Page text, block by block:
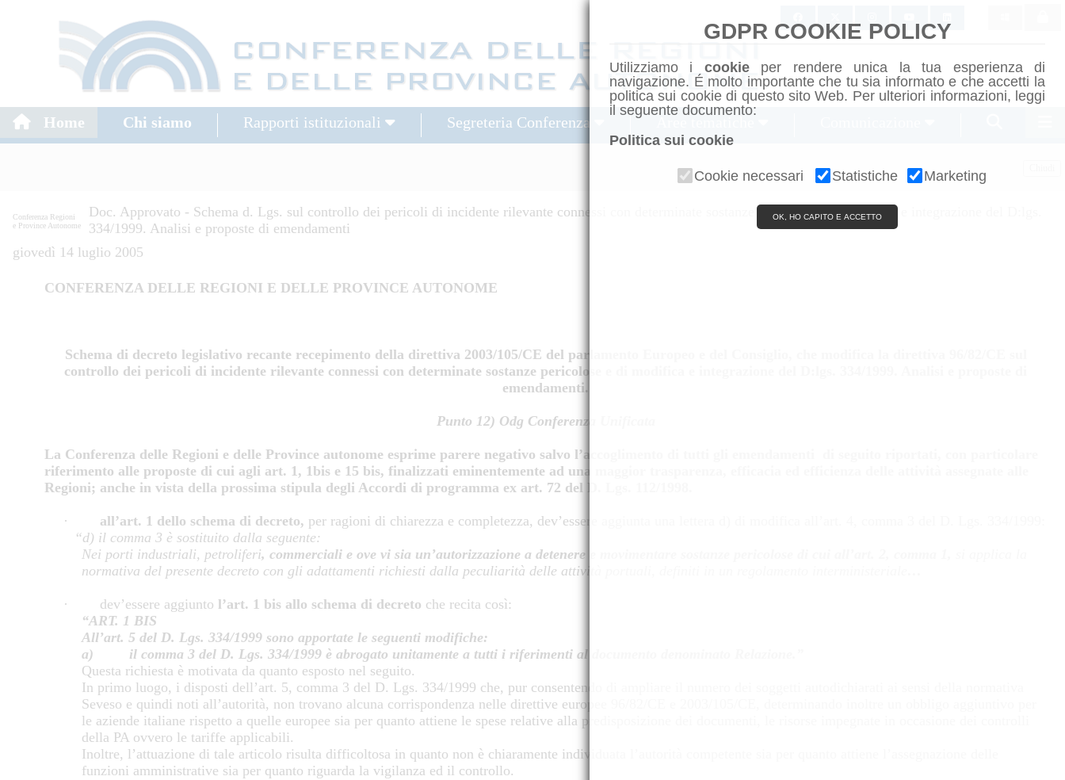
Home Chi siamo Rapporti istituzionali Segreteria Conferenza
Conferenza Regioni
e Province Autonome
Doc. Approvato - Schema d. Lgs. sul controllo dei pericoli di incidente rilevante connessi con determinate sostanze pericolose e di modifica e integrazione del D:lgs.
334/1999. Analisi e proposte di emendamenti
giovedì 14 luglio 2005
CONFERENZA DELLE REGIONI E DELLE PROVINCE AUTONOME
Schema di decreto legislativo recante recepimento della direttiva 2003/105/CE del parlamento Europeo e del Consiglio, che modifica la direttiva 96/82/CE sul
controllo dei pericoli di incidente rilevante connessi con determinate sostanze pericolose e di modifica e integrazione del D:lgs. 334/1999. Analisi e proposte di
emendamenti.
Punto 12) Odg Conferenza Unificata
La Conferenza delle Regioni e delle Province autonome esprime parere negativo salvo l’accoglimento di tutti gli emendamenti di seguito riportati, con particolare
riferimento alle proposte di cui agli art. 1, 1bis e 15 bis, finalizzati eminentemente ad una maggior trasparenza, efficacia ed efficienza delle attività assegnate alle
Regioni; anche in vista della prossima stipula degli Accordi di programma ex art. 72 del D. Lgs. 112/1998.
· all’art. 1 dello schema di decreto, per ragioni di chiarezza e completezza, dev’essere aggiunta una lettera d) di modifica all’art. 4, comma 3 del D. Lgs. 334/1999:
“d) il comma 3 è sostituito dalla seguente:
Nei porti industriali, petroliferi, commerciali e ove vi sia un’autorizzazione a detenere e movimentare sostanze pericolose di cui all’art. 2, comma 1,
normativa del presente decreto con gli adattamenti richiesti dalla peculiarità delle attività portuali, definiti in un regolamento interministeriale
· dev’essere aggiunto l’art. 1 bis allo schema di decreto che recita così:
“ART. 1 BIS
All’art. 5 del D. Lgs. 334/1999 sono apportate le seguenti modifiche:
a) il comma 3 del D. Lgs. 334/1999 è abrogato unitamente a tutti i riferimenti al documento denominato Relazione.”
Questa richiesta è motivata da quanto esposto nel seguito.
In primo luogo, i disposti dell’art. 5, comma 3 del D. Lgs. 334/1999 che, pur consentendo di ampliare il numero dei soggetti autodichiarati ai sensi della normativa
Seveso e quindi noti all’autorità, non trovano alcuna corrispondenza nelle direttive europee 96/82/CE e 2003/105/CE, determinando inoltre un obbligo aggiuntivo per
le aziende italiane rispetto a quelle europee sia per quanto attiene le spese relative alla predisposizione dei documenti, le risorse impegnate in occasione dei controlli
della PA ovvero le tariffe applicabili.
Inoltre, l’attuazione di tale articolo risulta difficoltosa in quanto non è chiaramente individuata l’autorità competente sia per quanto attiene l’assegnazione delle
funzioni amministrative sia per quanto riguarda la vigilanza ed il controllo.
GDPR COOKIE POLICY
Utilizziamo i cookieper rendere unica la tua esperienza di
navigazione. É molto importante che tu sia informato e che accetti la
politica sui cookie di questo sito Web. Per ulteriori informazioni, leggi
il seguente documento:
Politica sui cookie
Cookie necessari Statistiche Marketing
OK, HO CAPITO E ACCETTO